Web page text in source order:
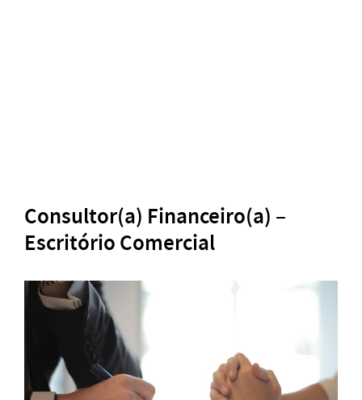
Consultor(a) Financeiro(a) –
Escritório Comercial